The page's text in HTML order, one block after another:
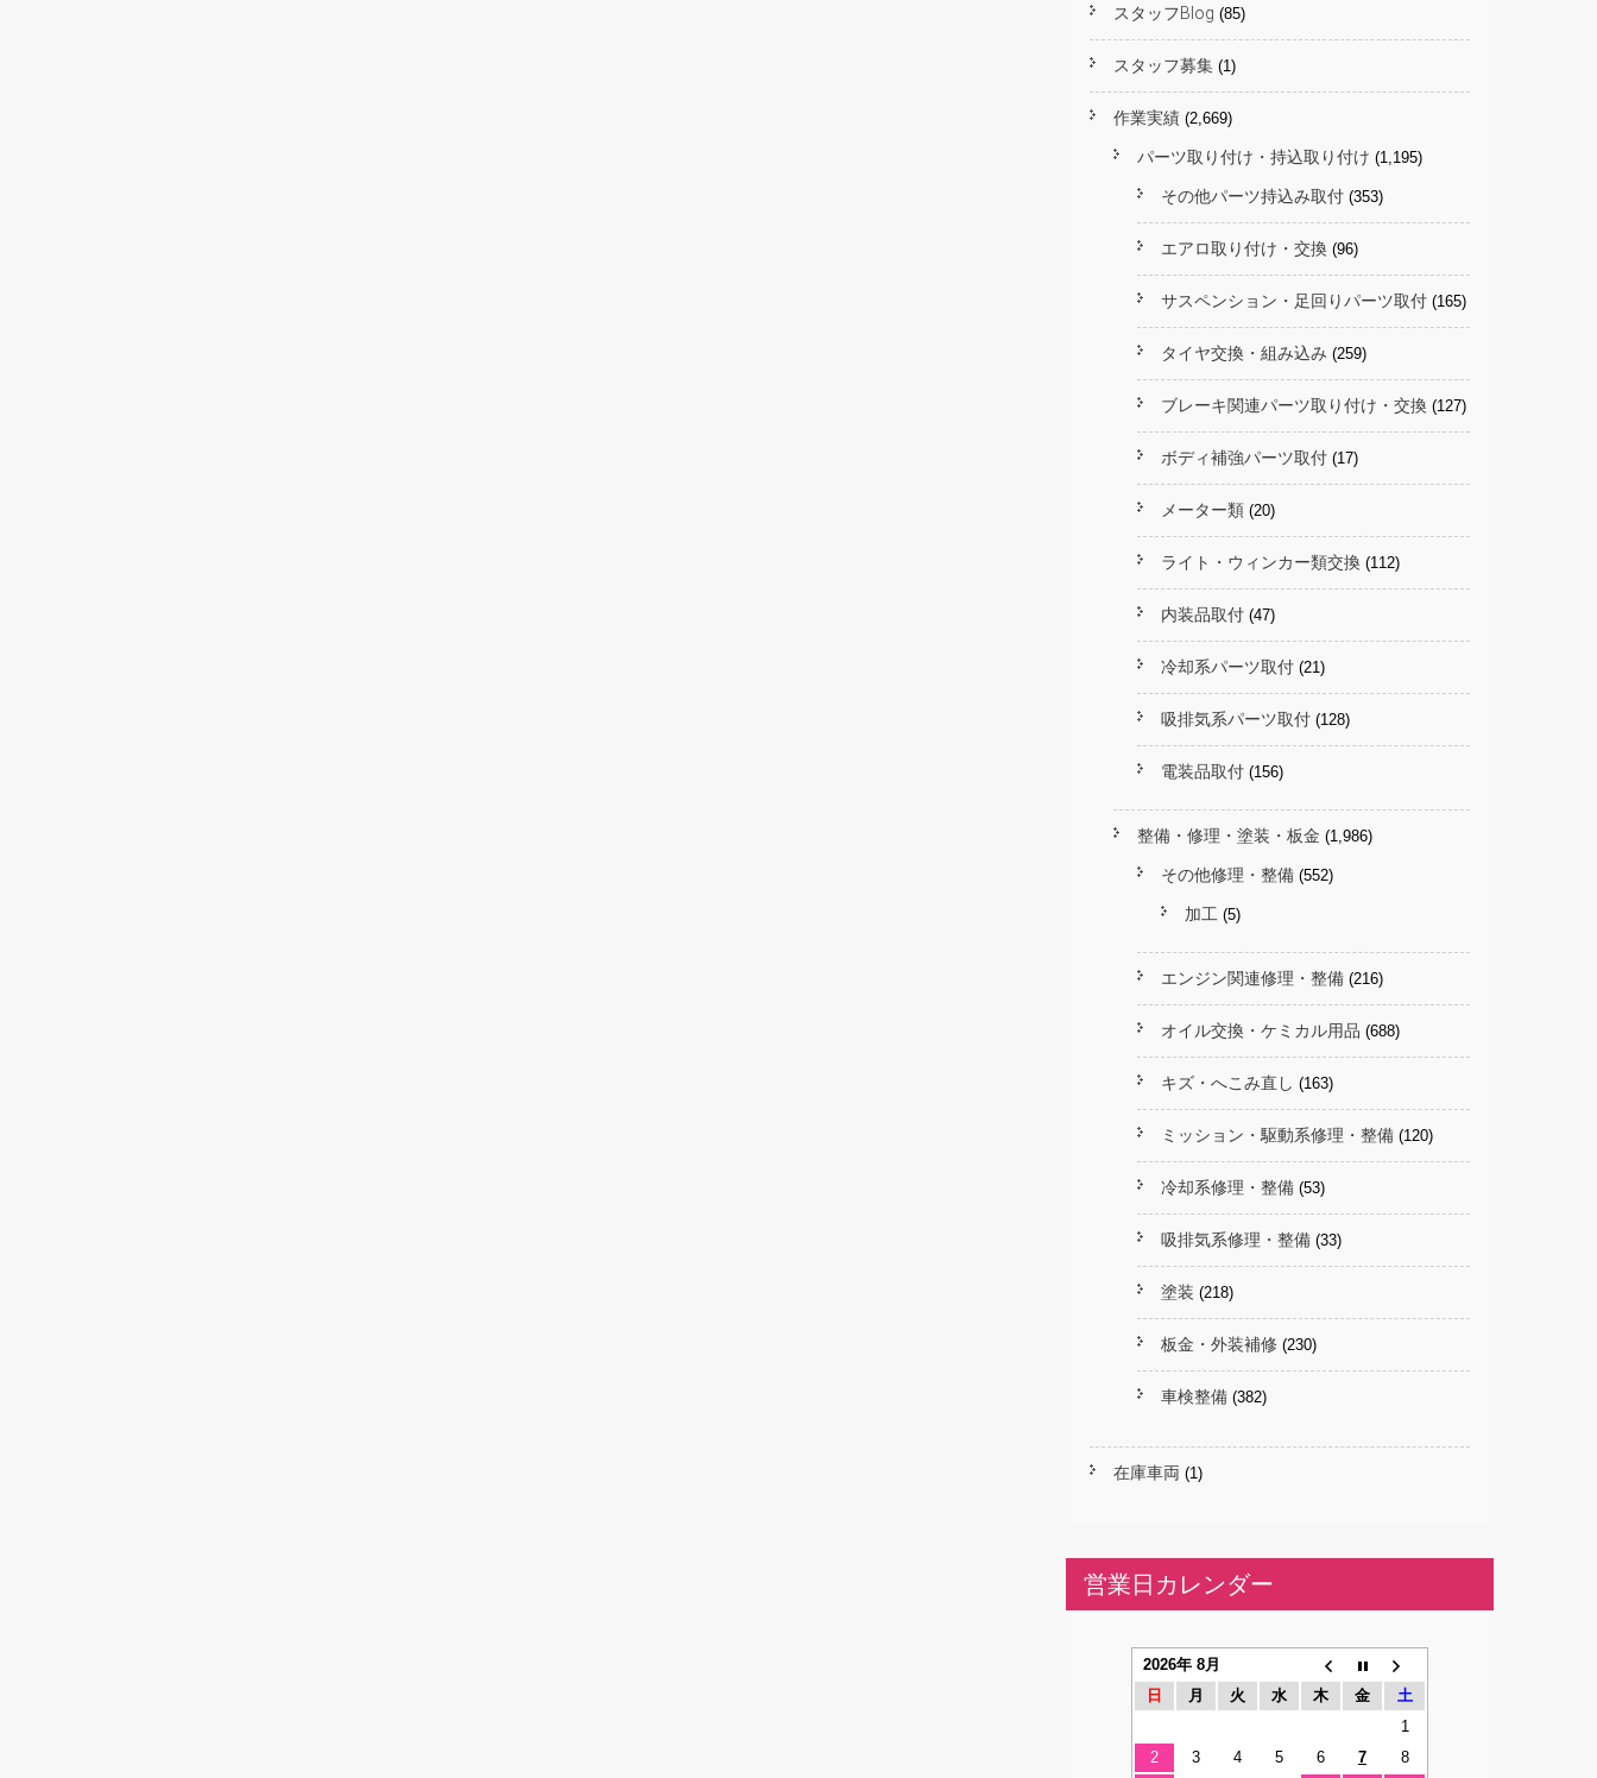
スタッフBlog (85)
スタッフ募集 (1)
作業実績 (2,669)
パーツ取り付け・持込取り付け (1,195)
その他パーツ持込み取付 (353)
エアロ取り付け・交換 (96)
サスペンション・足回りパーツ取付 (165)
タイヤ交換・組み込み (259)
ブレーキ関連パーツ取り付け・交換 (127)
ボディ補強パーツ取付 (17)
メーター類 (20)
ライト・ウィンカー類交換 (112)
内装品取付 (47)
冷却系パーツ取付 (21)
吸排気系パーツ取付 (128)
電装品取付 (156)
整備・修理・塗装・板金 (1,986)
その他修理・整備 (552)
加工 (5)
エンジン関連修理・整備 (216)
オイル交換・ケミカル用品 (688)
キズ・へこみ直し (163)
ミッション・駆動系修理・整備 (120)
冷却系修理・整備 (53)
吸排気系修理・整備 (33)
塗装 (218)
板金・外装補修 (230)
車検整備 (382)
在庫車両 (1)
営業日カレンダー
2026年 8月
日
月 火 水 木 金
土
1
2
3 4 5 6 7
8